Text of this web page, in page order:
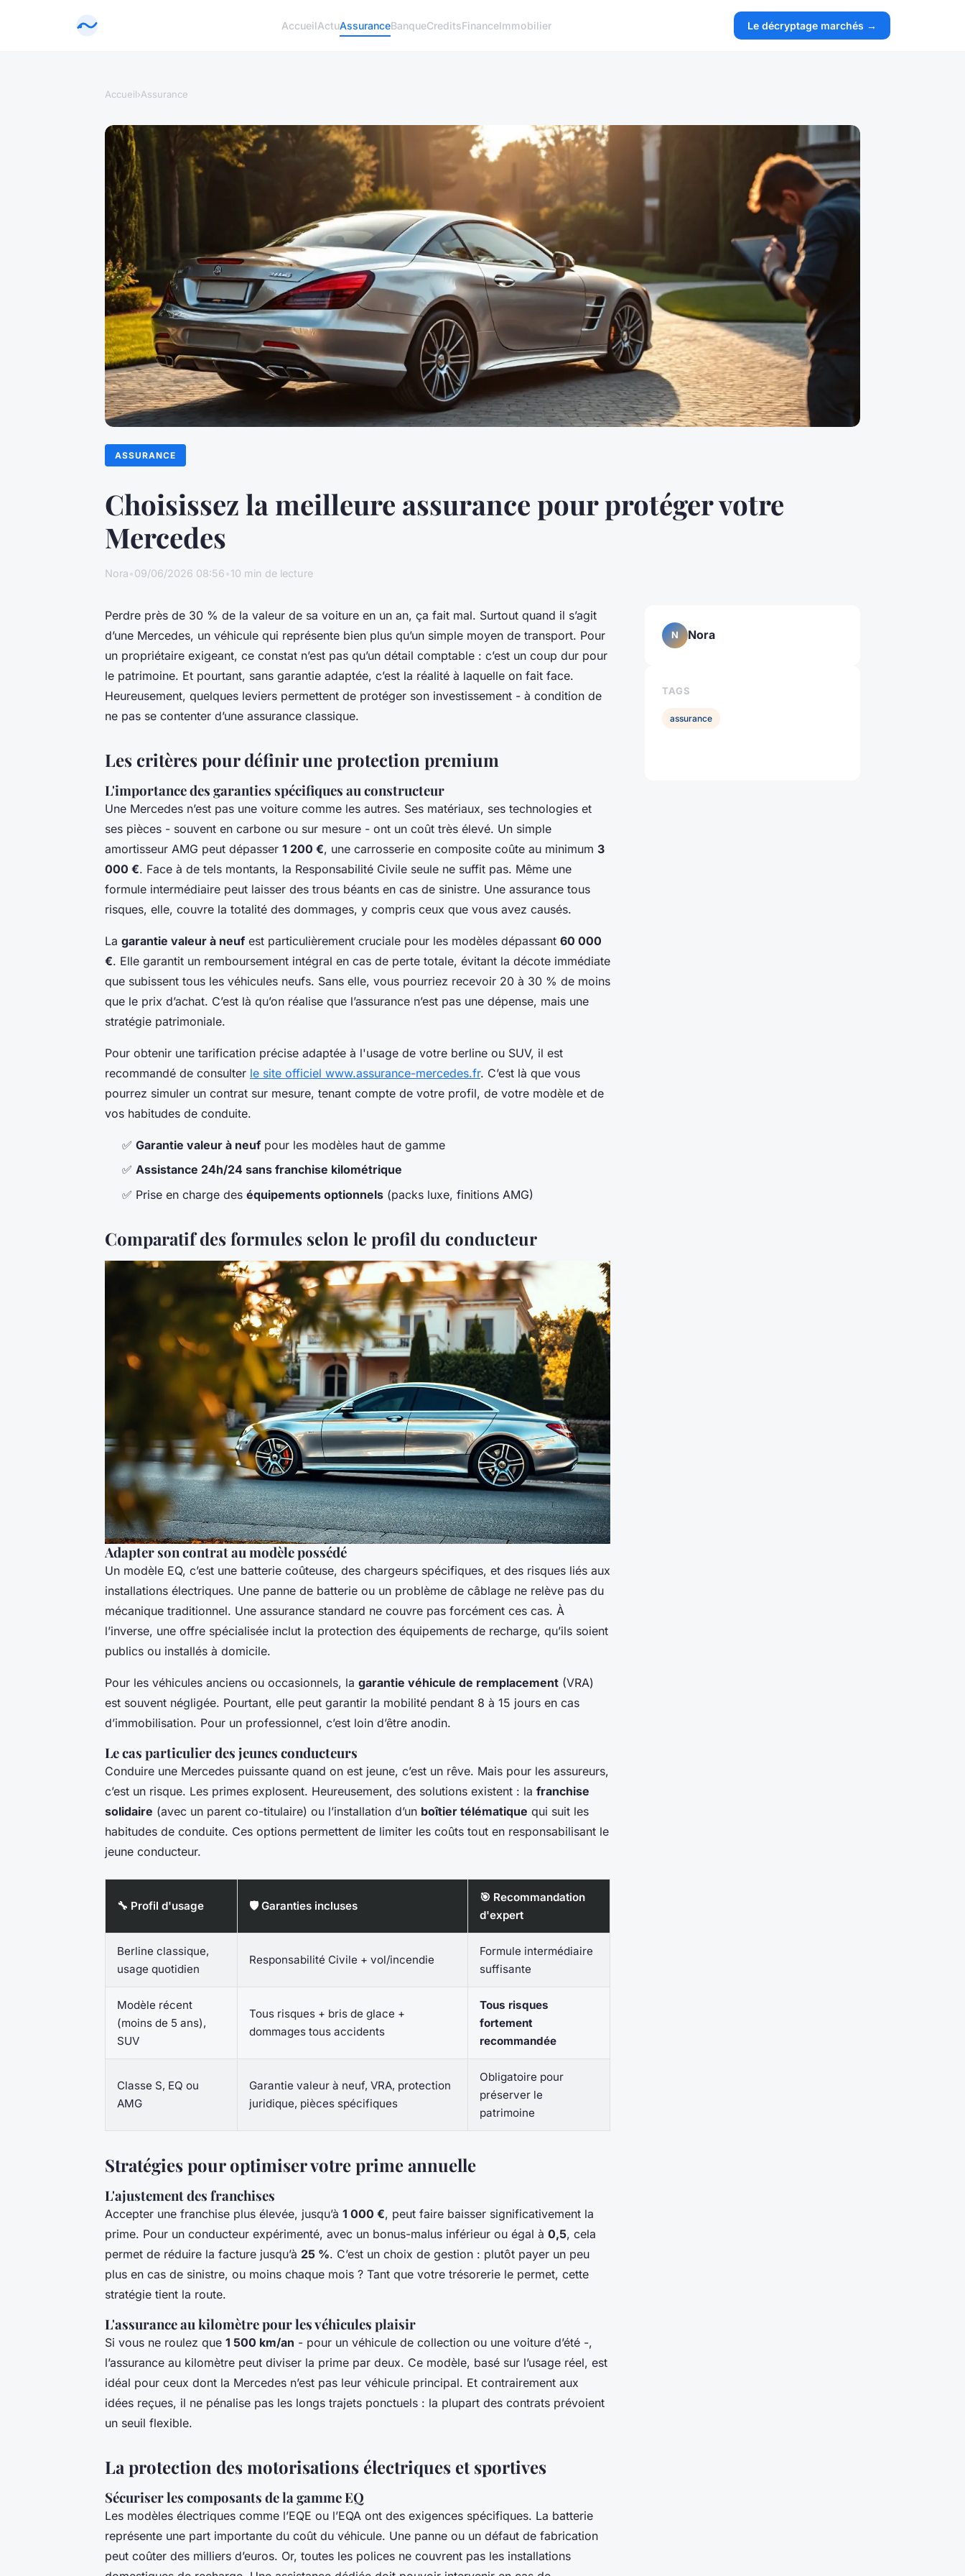
AccueilActuAssuranceBanqueCreditsFinanceImmobilier Le décryptage marchés →
Accueil›Assurance
ASSURANCE
Choisissez la meilleure assurance pour protéger votre
Mercedes
Nora•09/06/2026 08:56•10 min de lecture
Perdre près de 30 % de la valeur de sa voiture en un an, ça fait mal. Surtout quand il s’agit
d’une Mercedes, un véhicule qui représente bien plus qu’un simple moyen de transport. Pour
un propriétaire exigeant, ce constat n’est pas qu’un détail comptable : c’est un coup dur pour
le patrimoine. Et pourtant, sans garantie adaptée, c’est la réalité à laquelle on fait face.
Heureusement, quelques leviers permettent de protéger son investissement - à condition de
ne pas se contenter d’une assurance classique.
Les critères pour définir une protection premium
L'importance des garanties spécifiques au constructeur
Une Mercedes n’est pas une voiture comme les autres. Ses matériaux, ses technologies et
ses pièces - souvent en carbone ou sur mesure - ont un coût très élevé. Un simple
amortisseur AMG peut dépasser 1 200 €, une carrosserie en composite coûte au minimum 3
000 €. Face à de tels montants, la Responsabilité Civile seule ne suffit pas. Même une
formule intermédiaire peut laisser des trous béants en cas de sinistre. Une assurance tous
risques, elle, couvre la totalité des dommages, y compris ceux que vous avez causés.
La garantie valeur à neuf est particulièrement cruciale pour les modèles dépassant 60 000
€. Elle garantit un remboursement intégral en cas de perte totale, évitant la décote immédiate
que subissent tous les véhicules neufs. Sans elle, vous pourriez recevoir 20 à 30 % de moins
que le prix d’achat. C’est là qu’on réalise que l’assurance n’est pas une dépense, mais une
stratégie patrimoniale.
Pour obtenir une tarification précise adaptée à l'usage de votre berline ou SUV, il est
recommandé de consulter le site officiel www.assurance-mercedes.fr. C’est là que vous
pourrez simuler un contrat sur mesure, tenant compte de votre profil, de votre modèle et de
vos habitudes de conduite.
✅ Garantie valeur à neuf pour les modèles haut de gamme
✅ Assistance 24h/24 sans franchise kilométrique
✅ Prise en charge des équipements optionnels (packs luxe, finitions AMG)
Comparatif des formules selon le profil du conducteur
Adapter son contrat au modèle possédé
Un modèle EQ, c’est une batterie coûteuse, des chargeurs spécifiques, et des risques liés aux
installations électriques. Une panne de batterie ou un problème de câblage ne relève pas du
mécanique traditionnel. Une assurance standard ne couvre pas forcément ces cas. À
l’inverse, une offre spécialisée inclut la protection des équipements de recharge, qu’ils soient
publics ou installés à domicile.
Pour les véhicules anciens ou occasionnels, la garantie véhicule de remplacement (VRA)
est souvent négligée. Pourtant, elle peut garantir la mobilité pendant 8 à 15 jours en cas
d’immobilisation. Pour un professionnel, c’est loin d’être anodin.
Le cas particulier des jeunes conducteurs
Conduire une Mercedes puissante quand on est jeune, c’est un rêve. Mais pour les assureurs,
c’est un risque. Les primes explosent. Heureusement, des solutions existent : la franchise
solidaire (avec un parent co-titulaire) ou l’installation d’un boîtier télématique qui suit les
habitudes de conduite. Ces options permettent de limiter les coûts tout en responsabilisant le
jeune conducteur.
🔧 Profil d'usage 🛡️ Garanties incluses
🎯 Recommandation
d'expert
Berline classique,
usage quotidien
Responsabilité Civile + vol/incendie
Formule intermédiaire
suffisante
Modèle récent
(moins de 5 ans),
SUV
Tous risques + bris de glace +
dommages tous accidents
Tous risques
fortement
recommandée
Classe S, EQ ou
AMG
Garantie valeur à neuf, VRA, protection
juridique, pièces spécifiques
Obligatoire pour
préserver le
patrimoine
Stratégies pour optimiser votre prime annuelle
L'ajustement des franchises
Accepter une franchise plus élevée, jusqu’à 1 000 €, peut faire baisser significativement la
prime. Pour un conducteur expérimenté, avec un bonus-malus inférieur ou égal à 0,5, cela
permet de réduire la facture jusqu’à 25 %. C’est un choix de gestion : plutôt payer un peu
plus en cas de sinistre, ou moins chaque mois ? Tant que votre trésorerie le permet, cette
stratégie tient la route.
L'assurance au kilomètre pour les véhicules plaisir
Si vous ne roulez que 1 500 km/an - pour un véhicule de collection ou une voiture d’été -,
l’assurance au kilomètre peut diviser la prime par deux. Ce modèle, basé sur l’usage réel, est
idéal pour ceux dont la Mercedes n’est pas leur véhicule principal. Et contrairement aux
idées reçues, il ne pénalise pas les longs trajets ponctuels : la plupart des contrats prévoient
un seuil flexible.
La protection des motorisations électriques et sportives
Sécuriser les composants de la gamme EQ
Les modèles électriques comme l’EQE ou l’EQA ont des exigences spécifiques. La batterie
représente une part importante du coût du véhicule. Une panne ou un défaut de fabrication
peut coûter des milliers d’euros. Or, toutes les polices ne couvrent pas les installations
N Nora
TAGS
assurance